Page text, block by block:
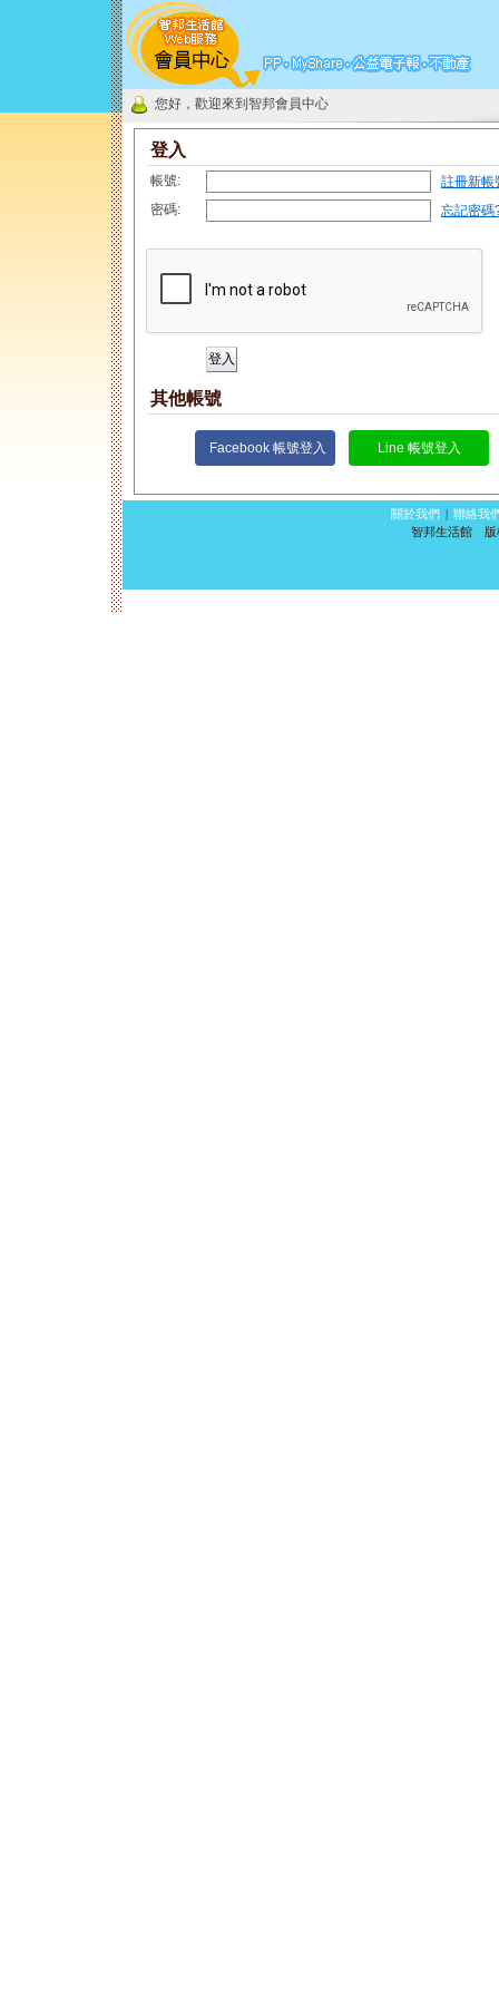
您好，歡迎來到智邦會員中心
登入
帳號:
註冊新帳
密碼:
忘記密碼
其他帳號
Facebook 帳號登入 Line 帳號登入
關於我們 | 聯絡我
智邦生活館 版